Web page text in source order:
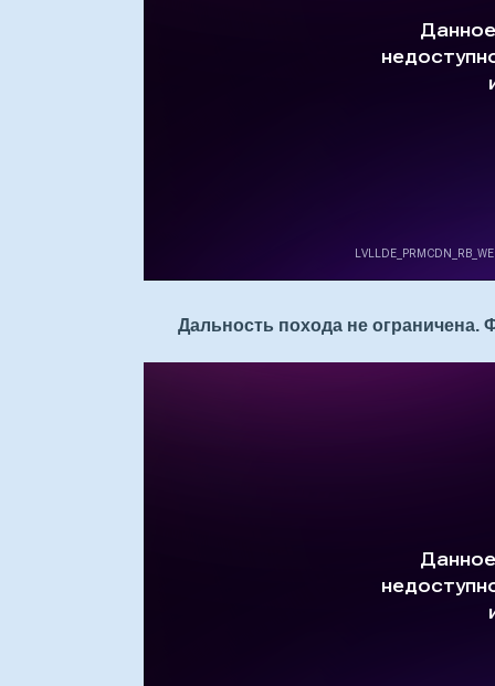
Дальность похода не ограничена.